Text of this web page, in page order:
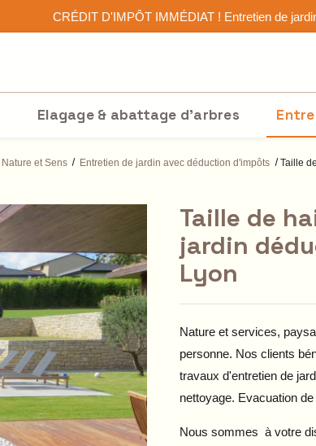
Elagage & abattage d'arbres
Nature et Sens Entretien de jardin avec déduction d'impôts Taille
Taille de
jardin
Lyon
Nature et services,
personne. Nos clients
travaux d'entretien de
nettoyage. Evacuation
Nous sommes à votre